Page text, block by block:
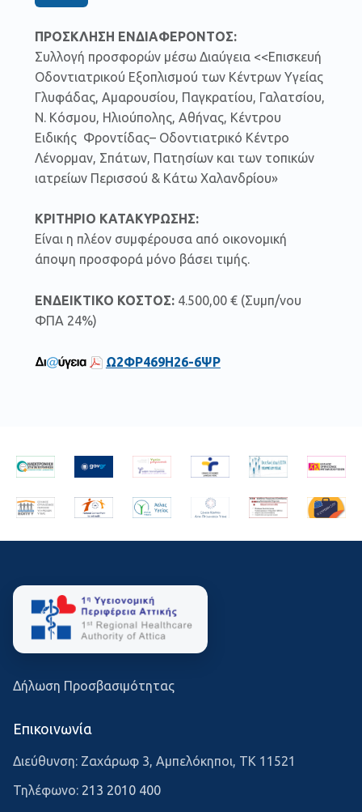
ΠΡΟΣΚΛΗΣΗ ΕΝΔΙΑΦΕΡΟΝΤΟΣ:
Συλλογή προσφορών μέσω Διαύγεια <<Επισκευή
Οδοντιατρικού Εξοπλισμού των Κέντρων Υγείας
Γλυφάδας, Αμαρουσίου, Παγκρατίου, Γαλατσίου,
Ν. Κόσμου, Ηλιούπολης, Αθήνας, Κέντρου
Ειδικής Φροντίδας– Οδοντιατρικό Κέντρο
Λένορμαν, Σπάτων, Πατησίων και των τοπικών
ιατρείων Περισσού & Κάτω Χαλανδρίου»
ΚΡΙΤΗΡΙΟ ΚΑΤΑΚΥΡΩΣΗΣ:
Είναι η πλέον συμφέρουσα από οικονομική
άποψη προσφορά μόνο βάσει τιμής.
ΕΝΔΕΙΚΤΙΚΟ ΚΟΣΤΟΣ: 4.500,00 € (Συμπ/νου
ΦΠΑ 24%)
Ω2ΦΡ469Η26-6ΨΡ
Δήλωση Προσβασιμότητας
Επικοινωνία
Διεύθυνση: Ζαχάρωφ 3, Αμπελόκηποι, ΤΚ 11521
Τηλέφωνο: 213 2010 400